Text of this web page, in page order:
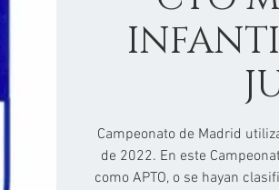
Campeonato de Madrid
de 2022. En este
como APTO, o se hayan